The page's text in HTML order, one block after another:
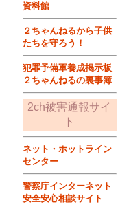
資料館
２ちゃんねるから子供
たちを守ろう！
犯罪予備軍養成掲示板
２ちゃんねるの裏事簿
2ch被害通報サイ
ト
ネット・ホットライン
センター
警察庁インターネット
安全安心相談サイト